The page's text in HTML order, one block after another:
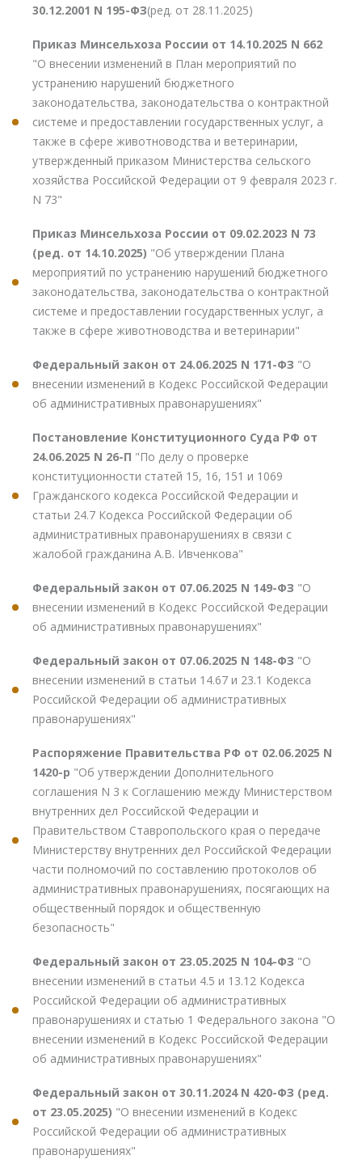
30.12.2001 N 195-ФЗ(ред. от 28.11.2025)
Приказ Минсельхоза России от 14.10.2025 N 662
"О внесении изменений в План мероприятий по
устранению нарушений бюджетного
законодательства, законодательства о контрактной
системе и предоставлении государственных услуг, а
также в сфере животноводства и ветеринарии,
утвержденный приказом Министерства сельского
хозяйства Российской Федерации от 9 февраля 2023 г.
N 73"
Приказ Минсельхоза России от 09.02.2023 N 73
(ред. от 14.10.2025) "Об утверждении Плана
мероприятий по устранению нарушений бюджетного
законодательства, законодательства о контрактной
системе и предоставлении государственных услуг, а
также в сфере животноводства и ветеринарии"
Федеральный закон от 24.06.2025 N 171-ФЗ "О
внесении изменений в Кодекс Российской Федерации
об административных правонарушениях"
Постановление Конституционного Суда РФ от
24.06.2025 N 26-П "По делу о проверке
конституционности статей 15, 16, 151 и 1069
Гражданского кодекса Российской Федерации и
статьи 24.7 Кодекса Российской Федерации об
административных правонарушениях в связи с
жалобой гражданина А.В. Ивченкова"
Федеральный закон от 07.06.2025 N 149-ФЗ "О
внесении изменений в Кодекс Российской Федерации
об административных правонарушениях"
Федеральный закон от 07.06.2025 N 148-ФЗ "О
внесении изменений в статьи 14.67 и 23.1 Кодекса
Российской Федерации об административных
правонарушениях"
Распоряжение Правительства РФ от 02.06.2025 N
1420-р "Об утверждении Дополнительного
соглашения N 3 к Соглашению между Министерством
внутренних дел Российской Федерации и
Правительством Ставропольского края о передаче
Министерству внутренних дел Российской Федерации
части полномочий по составлению протоколов об
административных правонарушениях, посягающих на
общественный порядок и общественную
безопасность"
Федеральный закон от 23.05.2025 N 104-ФЗ "О
внесении изменений в статьи 4.5 и 13.12 Кодекса
Российской Федерации об административных
правонарушениях и статью 1 Федерального закона "О
внесении изменений в Кодекс Российской Федерации
об административных правонарушениях"
Федеральный закон от 30.11.2024 N 420-ФЗ (ред.
от 23.05.2025) "О внесении изменений в Кодекс
Российской Федерации об административных
правонарушениях"